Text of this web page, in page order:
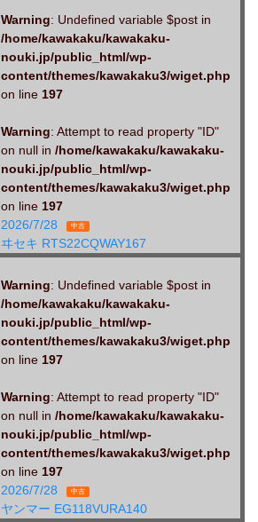
Warning: Undefined variable $post in
/home/kawakaku/kawakaku-
nouki.jp/public_html/wp-
content/themes/kawakaku3/wiget.php
on line 197
Warning: Attempt to read property "ID"
on null in /home/kawakaku/kawakaku-
nouki.jp/public_html/wp-
content/themes/kawakaku3/wiget.php
on line 197
2026/7/28
中古
ヰセキ RTS22CQWAY167
Warning: Undefined variable $post in
/home/kawakaku/kawakaku-
nouki.jp/public_html/wp-
content/themes/kawakaku3/wiget.php
on line 197
Warning: Attempt to read property "ID"
on null in /home/kawakaku/kawakaku-
nouki.jp/public_html/wp-
content/themes/kawakaku3/wiget.php
on line 197
2026/7/28
中古
ヤンマー EG118VURA140